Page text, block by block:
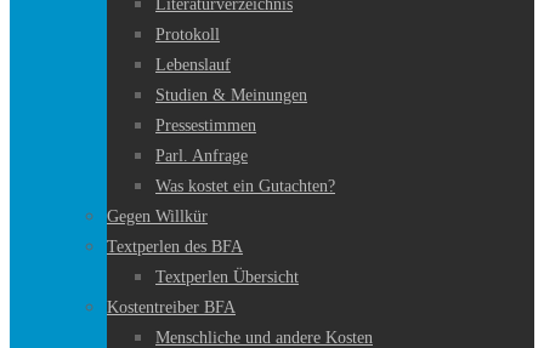
Literaturverzeichnis
Protokoll
Lebenslauf
Studien & Meinungen
Pressestimmen
Parl. Anfrage
Was kostet ein Gutachten?
Gegen Willkür
Textperlen des BFA
Textperlen Übersicht
Kostentreiber BFA
Menschliche und andere Kosten